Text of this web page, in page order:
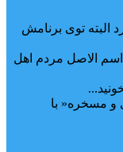
البته توی برنامش
الاصل مردم اهل
و مسخره« با